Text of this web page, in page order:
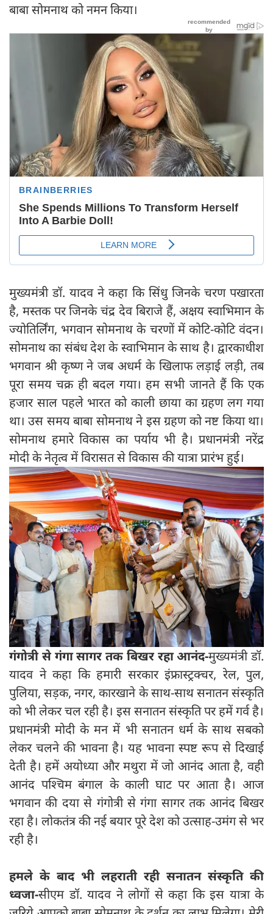
बाबा सोमनाथ को नमन किया।
मुख्यमंत्री डॉ. यादव ने कहा कि सिंधु जिनके चरण पखारता
है, मस्तक पर जिनके चंद्र देव बिराजे हैं, अक्षय स्वाभिमान के
ज्योतिर्लिंग, भगवान सोमनाथ के चरणों में कोटि-कोटि वंदन।
सोमनाथ का संबंध देश के स्वाभिमान के साथ है। द्वारकाधीश
भगवान श्री कृष्ण ने जब अधर्म के खिलाफ लड़ाई लड़ी, तब
पूरा समय चक्र ही बदल गया। हम सभी जानते हैं कि एक
हजार साल पहले भारत को काली छाया का ग्रहण लग गया
था। उस समय बाबा सोमनाथ ने इस ग्रहण को नष्ट किया था।
सोमनाथ हमारे विकास का पर्याय भी है। प्रधानमंत्री नरेंद्र
मोदी के नेतृत्व में विरासत से विकास की यात्रा प्रारंभ हुई।
गंगोत्री से गंगा सागर तक बिखर रहा आनंद-मुख्यमंत्री डॉ.
यादव ने कहा कि हमारी सरकार इंफ्रास्ट्रक्चर, रेल, पुल,
पुलिया, सड़क, नगर, कारखाने के साथ-साथ सनातन संस्कृति
को भी लेकर चल रही है। इस सनातन संस्कृति पर हमें गर्व है।
प्रधानमंत्री मोदी के मन में भी सनातन धर्म के साथ सबको
लेकर चलने की भावना है। यह भावना स्पष्ट रूप से दिखाई
देती है। हमें अयोध्या और मथुरा में जो आनंद आता है, वही
आनंद पश्चिम बंगाल के काली घाट पर आता है। आज
भगवान की दया से गंगोत्री से गंगा सागर तक आनंद बिखर
रहा है। लोकतंत्र की नई बयार पूरे देश को उत्साह-उमंग से भर
रही है।
हमले के बाद भी लहराती रही सनातन संस्कृति की
ध्वजा-सीएम डॉ. यादव ने लोगों से कहा कि इस यात्रा के